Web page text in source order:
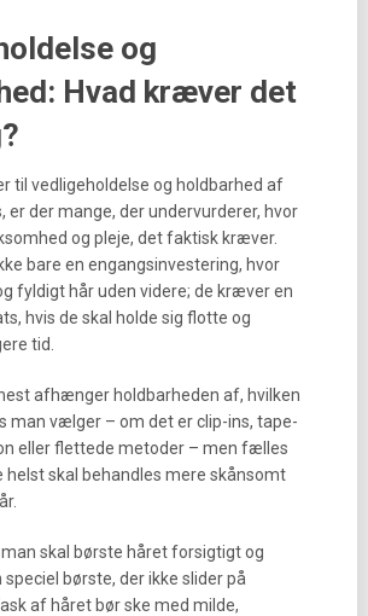
og
Hvad kræver det
til vedligeholdelse og holdbarhed af
er der mange, der undervurderer, hvor
og pleje, det faktisk kræver.
bare en engangsinvestering, hvor
fyldigt hår uden videre; de kræver en
hvis de skal holde sig flotte og
tid.
afhænger holdbarheden af, hvilken
man vælger – om det er clip-ins, tape-
eller flettede metoder – men fælles
helst skal behandles mere skånsomt
man skal børste håret forsigtigt og
børste, der ikke slider på
af håret bør ske med milde,